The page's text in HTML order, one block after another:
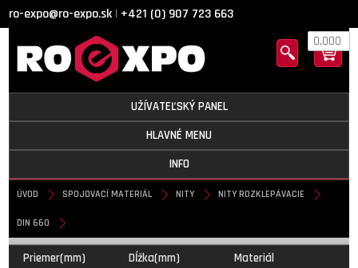
ro-expo@ro-expo.sk | +421 (0) 907 723 663
0,000
UŽÍVATEĽSKÝ PANEL
HLAVNÉ MENU
INFO
ÚVOD SPOJOVACÍ MATERIÁL NITY NITY ROZKLEPÁVACIE
DIN 660
DIN 660
Priemer(mm) Dĺžka(mm) Materiál